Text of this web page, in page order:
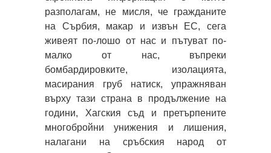
разполагам, не мисля, че гражданите
на Сърбия, макар и извън ЕС, сега
живеят по-лошо от нас и пътуват по-
малко от нас, въпреки
бомбардировките, изолацията,
масирания груб натиск, упражняван
върху тази страна в продължение на
години, Хагския съд и претърпените
многобройни унижения и лишения,
налагани на сръбския народ от